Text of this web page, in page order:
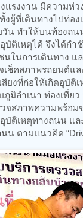
แรงงาน มีความห่
งผู้ที่เดินทางไปท่อ
วัน ทำให้บนท้องถ
บัติเหตุได้ จึงได้ก
นในการเดินทาง
เช็คสภาพรถยนต์แ
สียงที่ก่อให้เกิดอุบั
มิลำเนา ท่องเที่ย
จสภาพความพร้อม
ติเหตุทางถนน แล
ตามแนวคิด